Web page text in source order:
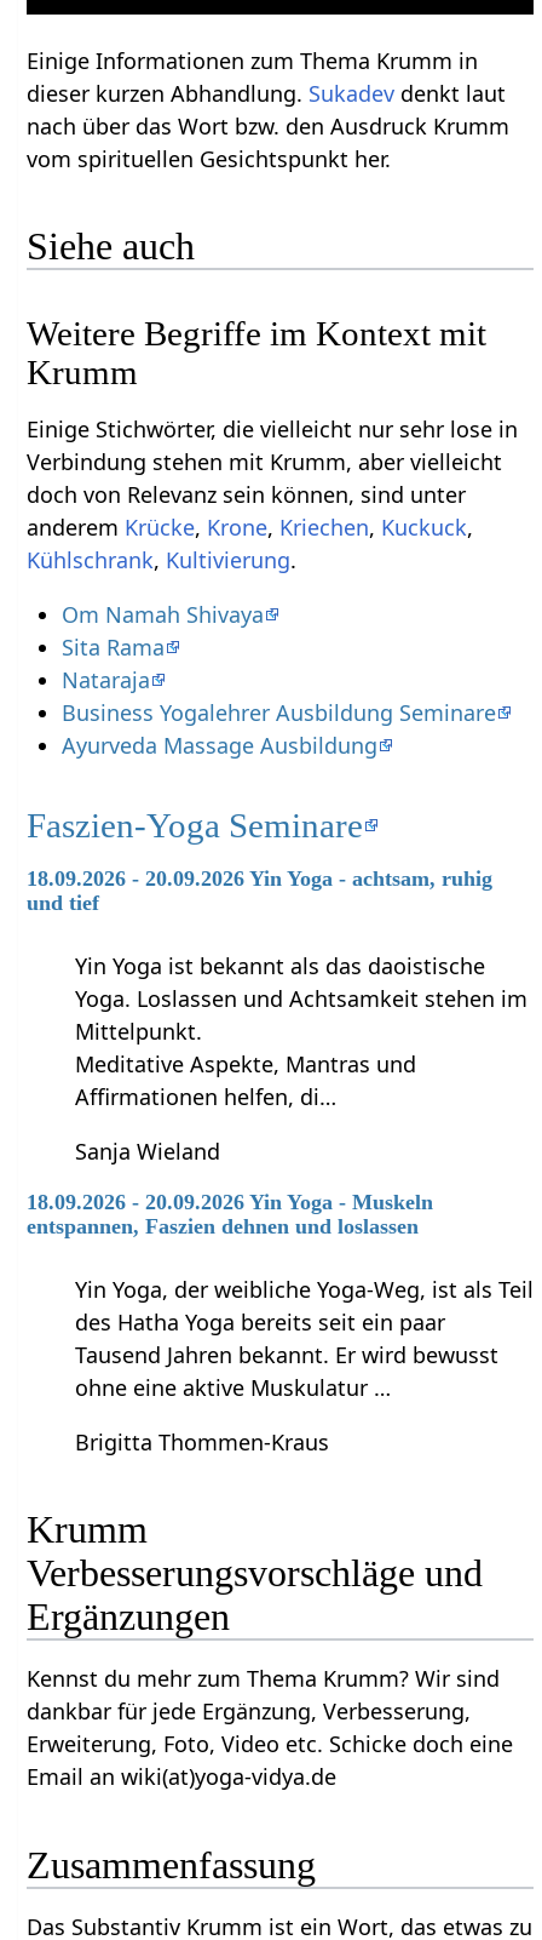
Einige Informationen zum Thema Krumm‏‎ in
dieser kurzen Abhandlung. Sukadev denkt laut
nach über das Wort bzw. den Ausdruck Krumm‏‎
vom spirituellen Gesichtspunkt her.
Siehe auch
Weitere Begriffe im Kontext mit
Einige Stichwörter, die vielleicht nur sehr lose in
Verbindung stehen mit Krumm‏‎, aber vielleicht
doch von Relevanz sein können, sind unter
anderem
, , ,
,
,
.
Om Namah Shivaya
Sita Rama
Nataraja
Business Yogalehrer Ausbildung Seminare
Ayurveda Massage Ausbildung
Faszien-Yoga Seminare
18.09.2026 - 20.09.2026 Yin Yoga - achtsam, ruhig
und tief
Yin Yoga ist bekannt als das daoistische
Yoga. Loslassen und Achtsamkeit stehen im
Mittelpunkt.
Meditative Aspekte, Mantras und
Affirmationen helfen, di…
Sanja Wieland
18.09.2026 - 20.09.2026 Yin Yoga - Muskeln
entspannen, Faszien dehnen und loslassen
Yin Yoga, der weibliche Yoga-Weg, ist als Teil
des Hatha Yoga bereits seit ein paar
Tausend Jahren bekannt. Er wird bewusst
ohne eine aktive Muskulatur …
Brigitta Thommen-Kraus
Krumm‏‎
Verbesserungsvorschläge und
Ergänzungen
Kennst du mehr zum Thema Krumm‏‎? Wir sind
dankbar für jede Ergänzung, Verbesserung,
Erweiterung, Foto, Video etc. Schicke doch eine
Email an wiki(at)yoga-vidya.de
Zusammenfassung
Das Substantiv Krumm‏‎ ist ein Wort, das etwas zu